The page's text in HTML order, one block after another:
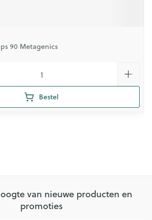
90 Metagenics
Bestel
van nieuwe producten en
promoties